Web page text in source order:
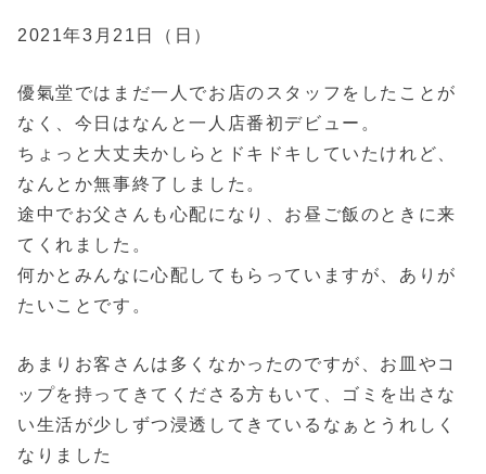
2021年3月21日（日）
優氣堂ではまだ一人でお店のスタッフをしたことが
なく、今日はなんと一人店番初デビュー。
ちょっと大丈夫かしらとドキドキしていたけれど、
なんとか無事終了しました。
途中でお父さんも心配になり、お昼ご飯のときに来
てくれました。
何かとみんなに心配してもらっていますが、ありが
たいことです。
あまりお客さんは多くなかったのですが、お皿やコ
ップを持ってきてくださる方もいて、ゴミを出さな
い生活が少しずつ浸透してきているなぁとうれしく
なりました